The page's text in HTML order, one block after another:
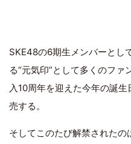
SKE48の6期生メンバーとし
る“元気印”として多くのフ
入10周年を迎えた今年の誕
売する。
そしてこのたび解禁された